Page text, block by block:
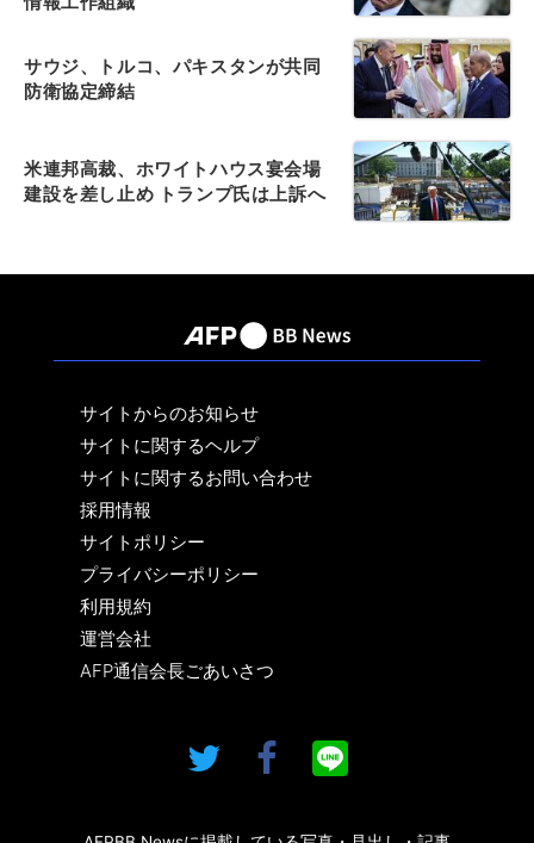
サウジ、トルコ、パキスタンが共同
防衛協定締結
米連邦高裁、ホワイトハウス宴会場
建設を差し止め トランプ氏は上訴へ
サイトからのお知らせ
サイトに関するヘルプ
サイトに関するお問い合わせ
採用情報
サイトポリシー
プライバシーポリシー
利用規約
運営会社
AFP通信会長ごあいさつ